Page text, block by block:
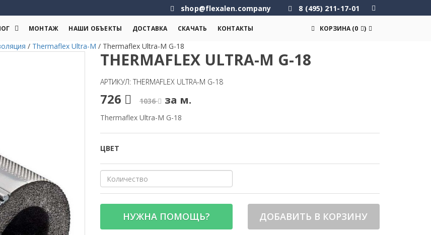
shop@flexalen.company 8 (495) 211-17-01
МОНТАЖ НАШИ ОБЪЕКТЫ ДОСТАВКА СКАЧАТЬ КОНТАКТЫ КОРЗИНА (0 )
/ Thermaflex Ultra-M / Thermaflex Ultra-M G-18
THERMAFLEX ULTRA-M G-18
АРТИКУЛ: THERMAFLEX ULTRA-M G-18
726 1036 за м.
Thermaflex Ultra-M G-18
ЦВЕТ
НУЖНА ПОМОЩЬ? ДОБАВИТЬ В КОРЗИНУ